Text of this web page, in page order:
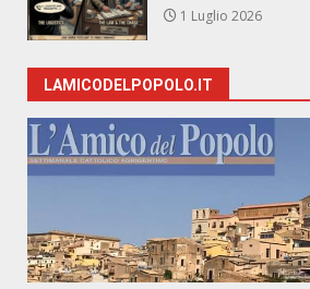
1 Luglio 2026
LAMICODELPOPOLO.IT